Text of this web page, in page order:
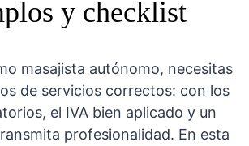
y checklist
masajista autónomo, necesitas
de servicios correctos: con los
el IVA bien aplicado y un
profesionalidad. En esta